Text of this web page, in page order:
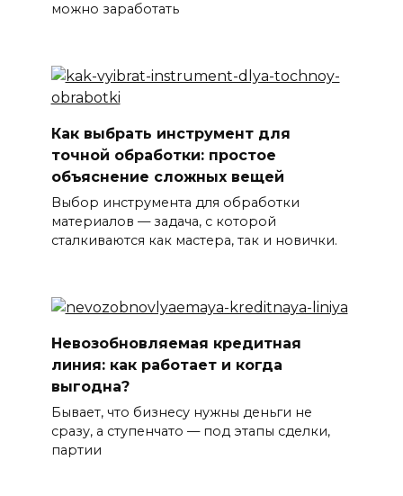
можно заработать
Как выбрать инструмент для
точной обработки: простое
объяснение сложных вещей
Выбор инструмента для обработки
материалов — задача, с которой
сталкиваются как мастера, так и новички.
Невозобновляемая кредитная
линия: как работает и когда
выгодна?
Бывает, что бизнесу нужны деньги не
сразу, а ступенчато — под этапы сделки,
партии